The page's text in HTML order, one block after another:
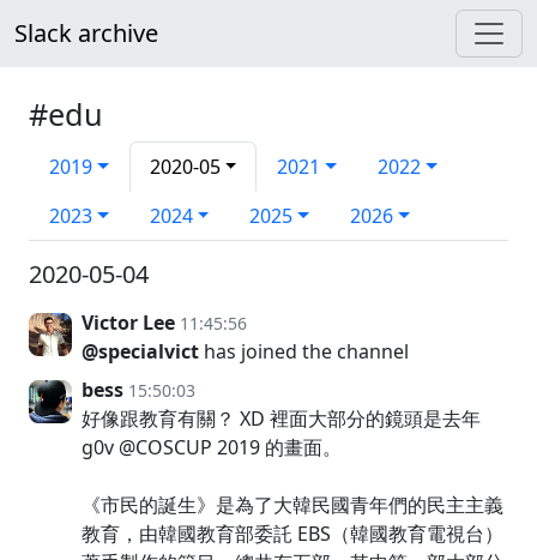
Slack archive
#edu
2019 2020-05 2021
2022
2023
2024 2025 2026
2020-05-04
Victor Lee 11:45:56
@specialvict has joined the channel
bess 15:50:03
好像跟教育有關？ XD 裡面大部分的鏡頭是去年
g0v @COSCUP 2019 的畫面。
《市民的誕生》是為了大韓民國青年們的民主主義
教育，由韓國教育部委託 EBS（韓國教育電視台）